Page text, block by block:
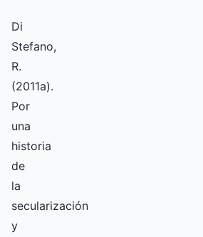
Di
Stefano,
R.
(2011a).
Por
una
historia
de
la
secularización
y